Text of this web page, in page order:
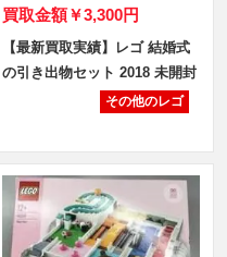
買取金額￥3,300円
【最新買取実績】レゴ 結婚式
の引き出物セット 2018 未開封
その他のレゴ